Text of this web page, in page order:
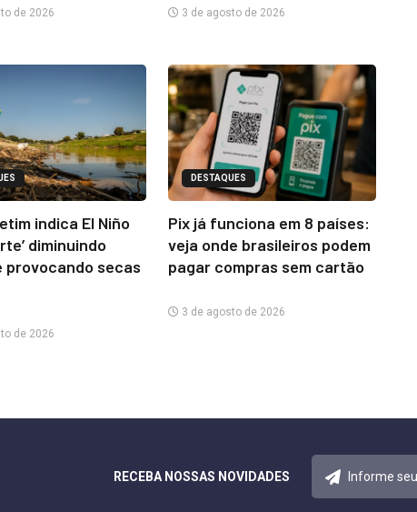
de 2026 3 de agosto de 2026
indica El Niño
diminuindo
provocando secas
de 2026
DESTAQUES
Pix já funciona em 8 países:
veja onde brasileiros podem
pagar compras sem cartão
3 de agosto de 2026
RECEBA NOSSAS NOVIDADES